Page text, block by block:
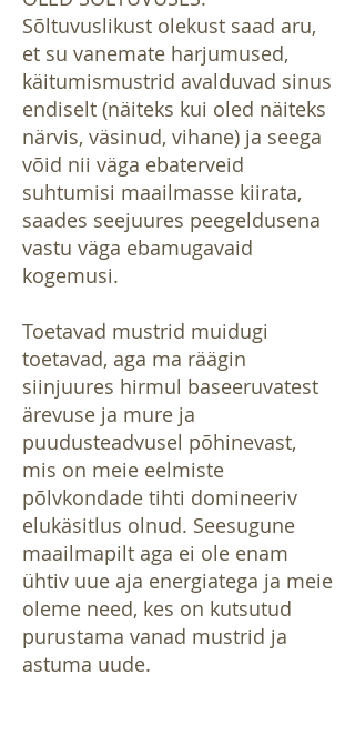
Sõltuvuslikust olekust saad aru,
et su vanemate harjumused,
käitumismustrid avalduvad sinus
endiselt (näiteks kui oled näiteks
närvis, väsinud, vihane) ja seega
võid nii väga ebaterveid
suhtumisi maailmasse kiirata,
saades seejuures peegeldusena
vastu väga ebamugavaid
kogemusi.
Toetavad mustrid muidugi
toetavad, aga ma räägin
siinjuures hirmul baseeruvatest
ärevuse ja mure ja
puudusteadvusel põhinevast,
mis on meie eelmiste
põlvkondade tihti domineeriv
elukäsitlus olnud. Seesugune
maailmapilt aga ei ole enam
ühtiv uue aja energiatega ja meie
oleme need, kes on kutsutud
purustama vanad mustrid ja
astuma uude.